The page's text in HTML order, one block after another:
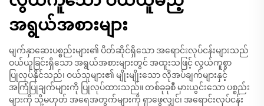
အရွယ်အစားများ
မျက်နှာဆေးပစ္စည်းများ၏ ပိတ်ဆိုင်ရှိသော အရောင်းလုပ်ငန်းများသည်
ဝယ်ယူခြင်းရှိသော အရွယ်အစားများတွင် အထူးသဖြင့် လွယ်ကူစွာ
ပြုလုပ်နိုင်သည်၊ ဝယ်သူများ၏ မျိုးမျိုးသော လိုအပ်ချက်များနှင့်
အကြံပြုချက်များကို ပြုလုပ်ထားသည်။ တစ်ခုခုစီ မှားယွင်းသော ပစ္စည်း
များကို သို့မဟုတ် အရေအတွက်များကို ရှာဖွေလျှင်၊ အရောင်းလုပ်ငန်း